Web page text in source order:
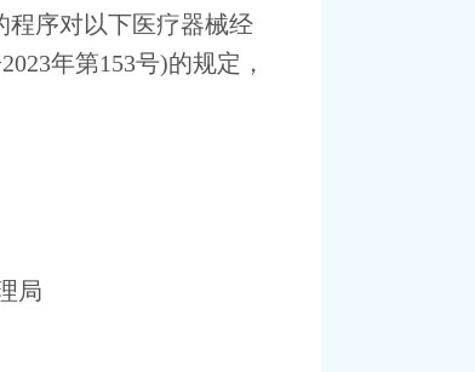
程序对以下医疗器械经
2023年第153号)的规定，
局